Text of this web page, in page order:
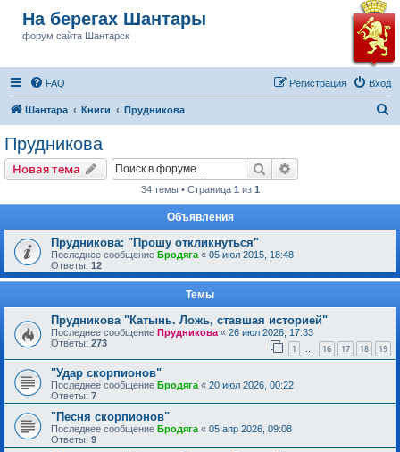
На берегах Шантары
форум сайта Шантарск
FAQ Вход
Регистрация
Шантара Книги Прудникова
Прудникова
Новая тема Поиск
34 темы • Страница 1 из 1
Объявления
Прудникова: "Прошу откликнуться"
Последнее сообщение Бродяга « 05 июл 2015, 18:48
Ответы: 12
Темы
Прудникова "Катынь. Ложь, ставшая историей"
Последнее сообщение Прудникова « 26 июл 2026, 17:33
Ответы: 273 1 … 16 17 18 19
"Удар скорпионов"
Последнее сообщение Бродяга « 20 июл 2026, 00:22
Ответы: 7
"Песня скорпионов"
Последнее сообщение Бродяга « 05 апр 2026, 09:08
Ответы: 9